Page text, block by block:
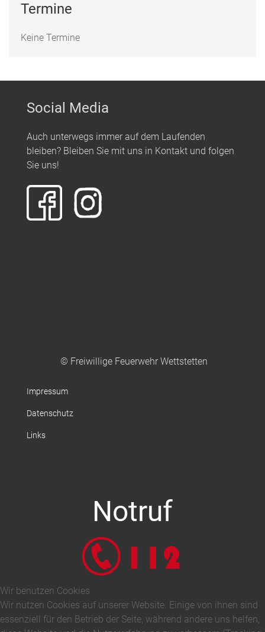
Termine
Keine Termine
Social Media
Auch unterwegs immer auf dem Laufenden
bleiben? Bleiben Sie mit uns in Kontakt und folgen
Sie uns!
© Freiwillige Feuerwehr Wettstetten
Impressum
Datenschutz
Links
Notruf
Wir benutzen Cookies
Wir nutzen Cookies auf unserer Website. Einige von ihnen sind
essenziell für den Betrieb der Seite, während andere uns helfen,